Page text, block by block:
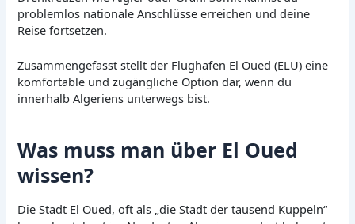
problemlos nationale Anschlüsse erreichen und deine
Reise fortsetzen.
Zusammengefasst stellt der Flughafen El Oued (ELU) eine
komfortable und zugängliche Option dar, wenn du
innerhalb Algeriens unterwegs bist.
Was muss man über El Oued
wissen?
Die Stadt El Oued, oft als „die Stadt der tausend Kuppeln“